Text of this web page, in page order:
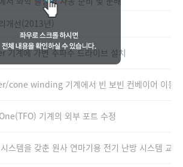
개선(2013년)
기계에 가변 주파수 드라이브 설치
cone winding 기계에서 빈 보빈 컨베이어 이동
기계의 외부 포트 수정
스템을 갖춘 원사 연마기용 전기 난방 시스템 교체